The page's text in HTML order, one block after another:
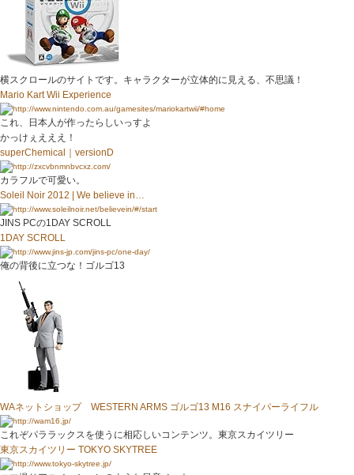
横スクロールのサイトです。キャラクターが立体的に見える、不思議！
Mario Kart Wii Experience
これ、日本人が作ったらしいっすよ
かっけぇえええ！
superChemical｜versionD
カラフルで可愛い。
Soleil Noir 2012 | We believe in…
JINS PCの1DAY SCROLL
1DAY SCROLL
俺の背後に立つな！ゴルゴ13
WAネットショップ WESTERN ARMS ゴルゴ13 M16 スナイパーライフル
これぞパララックスを使うに相応しいコンテンツ。東京スカイツリー
東京スカイツリー TOKYO SKYTREE